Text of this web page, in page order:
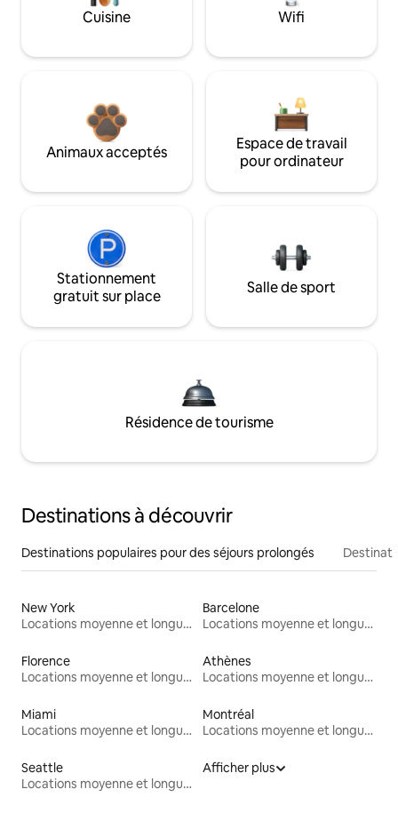
Cuisine Wifi
Animaux acceptés
Espace de travail
pour ordinateur
Stationnement
gratuit sur place
Salle de sport
Résidence de tourisme
Destinations à découvrir
Destinations populaires pour des séjours prolongés
New York
Locations moyenne et longue durée
Barcelone
Locations moyenne et longue durée
Florence
Locations moyenne et longue durée
Athènes
Locations moyenne et longue durée
Miami
Locations moyenne et longue durée
Montréal
Locations moyenne et longue durée
Seattle
Locations moyenne et longue durée
Afficher plus